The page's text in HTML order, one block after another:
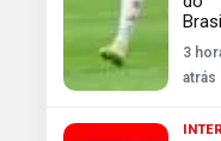
3
atrás